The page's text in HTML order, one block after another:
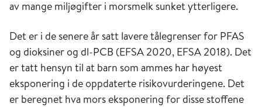
av mange miljøgifter i morsmelk sunket ytterligere.
Det er i de senere år satt lavere tålegrenser for PFAS
og dioksiner og dl-PCB (EFSA 2020, EFSA 2018). Det
er tatt hensyn til at barn som ammes har høyest
eksponering i de oppdaterte risikovurderingene. Det
er beregnet hva mors eksponering for disse stoffene